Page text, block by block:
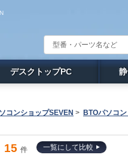
デスクトップPC
コンショップSEVEN > BTOパソコ
15 件
一覧にして比較